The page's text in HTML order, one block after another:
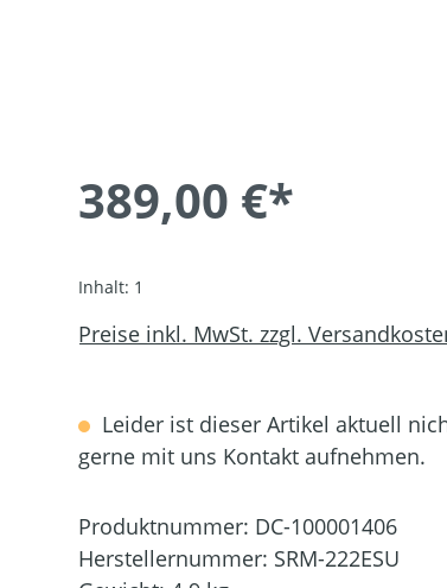
389,00 €*
Inhalt: 1
Preise inkl. MwSt. zzgl.
Leider ist dieser Artikel aktuell
gerne mit uns Kontakt aufnehmen.
Produktnummer: DC-100001406
Herstellernummer: SRM-222ESU